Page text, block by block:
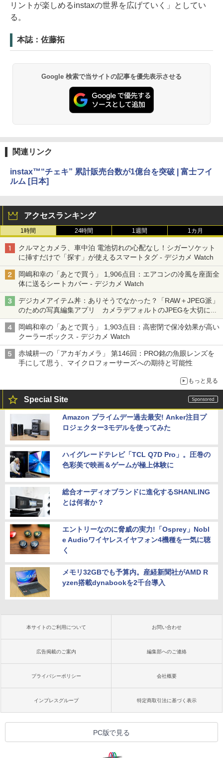
リントが楽しめるinstaxの世界を広げていく」としてい
る。
本誌：佐藤拓
Google 検索で当サイトの記事を優先表示させる
関連リンク
instax™“チェキ” 累計販売台数が1億台を突破 | 富士フイ
ルム [日本]
アクセスランキング
1時間 24時間 1週間 1カ月
クルマとカメラ、車中泊 電池切れの心配なし！シガーソケット
に挿すだけで「探す」が使えるスマートタグ - デジカメ Watch
岡嶋和幸の「あとで買う」 1,906点目：エアコンの冷風を座面全
体に送るシートカバー - デジカメ Watch
デジカメアイテム丼：ありそうでなかった？「RAW＋JPEG派」
のための写真編集アプリ カメラデフォルトのJPEGを大切にす
る「Filmator」
岡嶋和幸の「あとで買う」 1,903点目：高密閉で保冷効果が高い
クーラーボックス - デジカメ Watch
赤城耕一の「アカギカメラ」 第146回：PRO銘の魚眼レンズを
手にして思う、マイクロフォーサーズへの期待と可能性
もっと見る
Special Site
Amazon プライムデー過去最安! Anker注目プ
ロジェクター3モデルを使ってみた
ハイグレードテレビ「TCL Q7D Pro」。圧巻の
色彩美で映画＆ゲームが極上体験に
総合オーディオブランドに進化するSHANLING
とは何者か？
エントリーなのに脅威の実力!「Osprey」Nobl
e Audioワイヤレスイヤフォン4機種を一気に聴
く
メモリ32GBでも予算内。産経新聞社がAMD R
yzen搭載dynabookを2千台導入
本サイトのご利用について お問い合わせ
広告掲載のご案内 編集部へのご連絡
プライバシーポリシー 会社概要
インプレスグループ 特定商取引法に基づく表示
PC版で見る